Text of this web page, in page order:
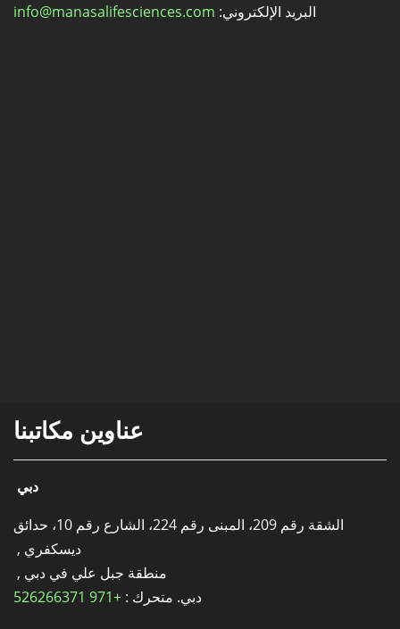
البريد الإلكتروني: info@manasalifesciences.com
عناوين مكاتبنا
دبي
الشقة رقم 209، المبنى رقم 224، الشارع رقم 10، حدائق
ديسكفري ,
منطقة جبل علي في دبي ,
دبي. متحرك : +971 526266371